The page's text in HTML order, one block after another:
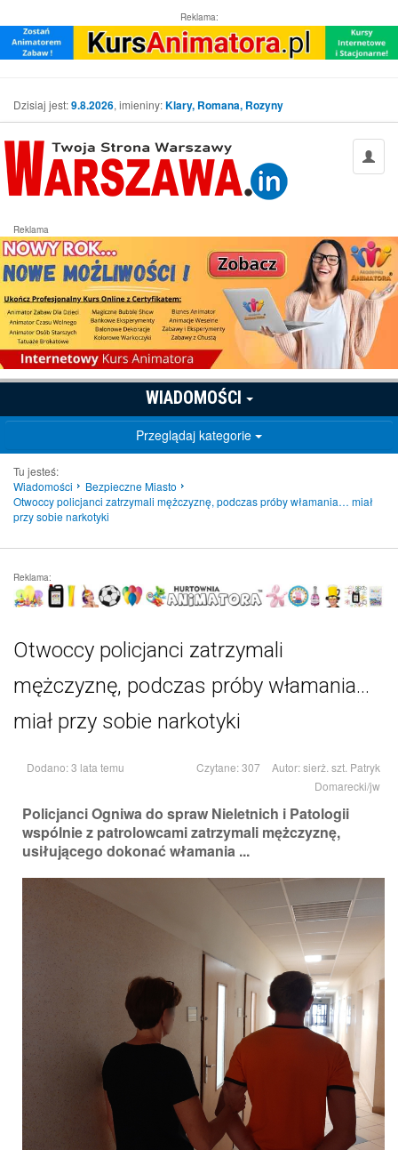
Reklama:
Dzisiaj jest:9.8.2026, imieniny:Klary, Romana, Rozyny
Reklama
WIADOMOŚCI
Przeglądaj kategorie
Tu jesteś:
Wiadomości
Bezpieczne Miasto
Otwoccy policjanci zatrzymali mężczyznę, podczas próby włamania… miał
przy sobie narkotyki
Reklama:
Otwoccy policjanci zatrzymali
mężczyznę, podczas próby włamania…
miał przy sobie narkotyki
Dodano: 3 lata temu Czytane: 307 Autor:sierż. szt. Patryk
Domarecki/jw
Policjanci Ogniwa do spraw Nieletnich i Patologii
wspólnie z patrolowcami zatrzymali mężczyznę,
usiłującego dokonać włamania ...